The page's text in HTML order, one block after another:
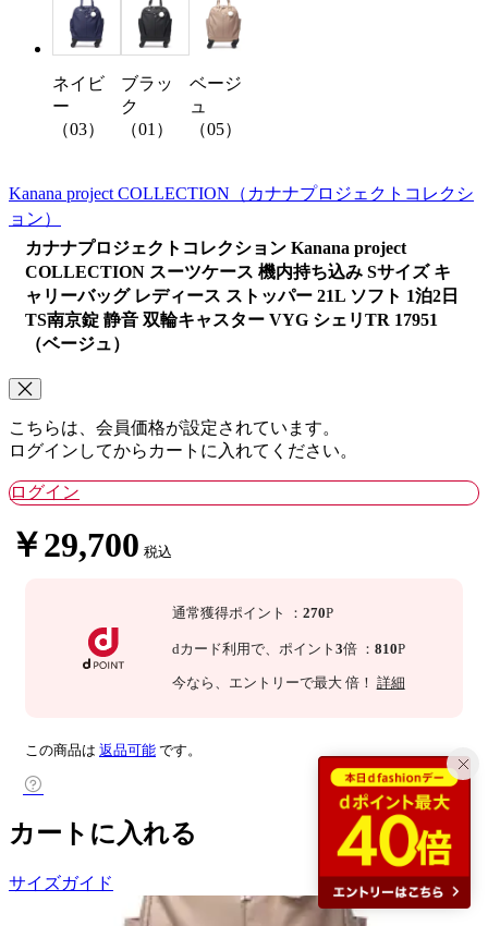
ネイビ
ー
（03）
ブラッ
ク
（01）
ベージ
ュ
（05）
Kanana project COLLECTION （カナナプロジェクトコレクシ
ョン）
カナナプロジェクトコレクション Kanana project
COLLECTION スーツケース 機内持ち込み Sサイズ キ
ャリーバッグ レディース ストッパー 21L ソフト 1泊2日
TS南京錠 静音 双輪キャスター VYG シェリTR 17951
（ベージュ）
こちらは、会員価格が設定されています。
ログインしてからカートに入れてください。
ログイン
￥29,700 税込
通常獲得ポイント ： 270P
dカード利用で、 ポイント 3倍 ： 810P
今なら 、エントリーで最大 倍！ 詳細
この商品は 返品可能 です。
カートに入れる
サイズガイド